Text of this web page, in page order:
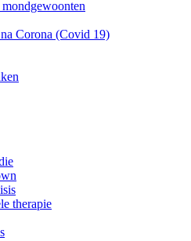
Corona (Covid 19)
therapie